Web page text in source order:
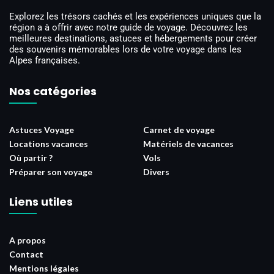
Explorez les trésors cachés et les expériences uniques que la
région a à offrir avec notre guide de voyage. Découvrez les
meilleures destinations, astuces et hébergements pour créer
des souvenirs mémorables lors de votre voyage dans les
Alpes françaises.
Nos catégories
Astuces Voyage
Carnet de voyage
Locations vacances
Matériels de vacances
Où partir ?
Vols
Préparer son voyage
Divers
Liens utiles
A propos
Contact
Mentions légales